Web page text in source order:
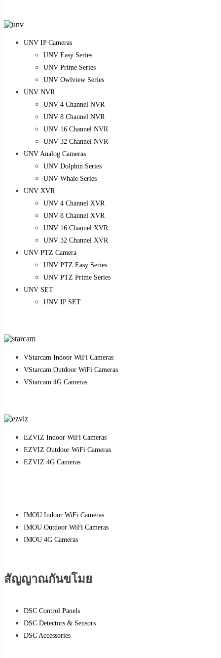
UNV IP Cameras
UNV Easy Series
UNV Prime Series
UNV Owlview Series
UNV NVR
UNV 4 Channel NVR
UNV 8 Channel NVR
UNV 16 Channel NVR
UNV 32 Channel NVR
UNV Analog Cameras
UNV Dolphin Series
UNV Whale Series
UNV XVR
UNV 4 Channel XVR
UNV 8 Channel XVR
UNV 16 Channel XVR
UNV 32 Channel XVR
UNV PTZ Camera
UNV PTZ Easy Series
UNV PTZ Prime Series
UNV SET
UNV IP SET
VStarcam Indoor WiFi Cameras
VStarcam Outdoor WiFi Cameras
VStarcam 4G Cameras
EZVIZ Indoor WiFi Cameras
EZVIZ Outdoor WiFi Cameras
EZVIZ 4G Cameras
IMOU Indoor WiFi Cameras
IMOU Outdoor WiFi Cameras
IMOU 4G Cameras
สัญญาณกันขโมย
DSC Control Panels
DSC Detectors & Sensors
DSC Accessories